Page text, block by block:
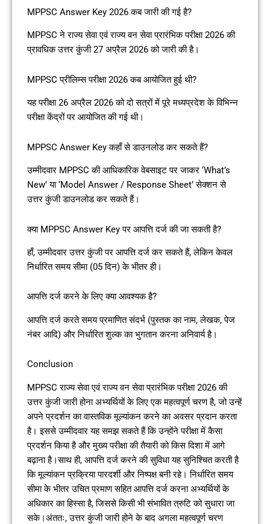
MPPSC Answer Key 2026 कब जारी की गई है?
MPPSC ने राज्य सेवा एवं राज्य वन सेवा प्रारंभिक परीक्षा 2026 की
प्रावधिक उत्तर कुंजी 27 अप्रैल 2026 को जारी की है।
MPPSC प्रीलिम्स परीक्षा 2026 कब आयोजित हुई थी?
यह परीक्षा 26 अप्रैल 2026 को दो सत्रों में पूरे मध्यप्रदेश के विभिन्न
परीक्षा केंद्रों पर आयोजित की गई थी।
MPPSC Answer Key कहाँ से डाउनलोड कर सकते हैं?
उम्मीदवार MPPSC की आधिकारिक वेबसाइट पर जाकर ‘What’s
New’ या ‘Model Answer / Response Sheet’ सेक्शन से
उत्तर कुंजी डाउनलोड कर सकते हैं।
क्या MPPSC Answer Key पर आपत्ति दर्ज की जा सकती है?
हाँ, उम्मीदवार उत्तर कुंजी पर आपत्ति दर्ज कर सकते हैं, लेकिन केवल
निर्धारित समय सीमा (05 दिन) के भीतर ही।
आपत्ति दर्ज करने के लिए क्या आवश्यक है?
आपत्ति दर्ज करते समय प्रमाणित संदर्भ (पुस्तक का नाम, लेखक, पेज
नंबर आदि) और निर्धारित शुल्क का भुगतान करना अनिवार्य है।
Conclusion
MPPSC राज्य सेवा एवं राज्य वन सेवा प्रारंभिक परीक्षा 2026 की
उत्तर कुंजी जारी होना अभ्यर्थियों के लिए एक महत्वपूर्ण चरण है, जो उन्हें
अपने प्रदर्शन का वास्तविक मूल्यांकन करने का अवसर प्रदान करता
है। इससे उम्मीदवार यह समझ सकते हैं कि उन्होंने परीक्षा में कैसा
प्रदर्शन किया है और मुख्य परीक्षा की तैयारी को किस दिशा में आगे
बढ़ाना है।साथ ही, आपत्ति दर्ज करने की सुविधा यह सुनिश्चित करती है
कि मूल्यांकन प्रक्रिया पारदर्शी और निष्पक्ष बनी रहे। निर्धारित समय
सीमा के भीतर उचित प्रमाण सहित आपत्ति दर्ज करना अभ्यर्थियों के
अधिकार का हिस्सा है, जिससे किसी भी संभावित त्रुटि को सुधारा जा
सके।अंततः, उत्तर कुंजी जारी होने के बाद अगला महत्वपूर्ण चरण